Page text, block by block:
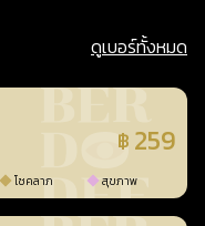
ดูเบอร์ทั้งหมด
฿ 259
โชคลาภ สุขภาพ